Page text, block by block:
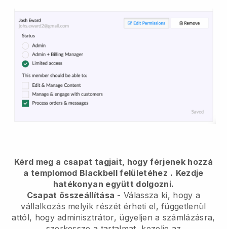
Kérd meg a csapat tagjait, hogy férjenek hozzá
a templomod Blackbell felületéhez . Kezdje
hatékonyan együtt dolgozni.
Csapat összeállítása - Válassza ki, hogy a
vállalkozás melyik részét érheti el, függetlenül
attól, hogy adminisztrátor, ügyeljen a számlázásra,